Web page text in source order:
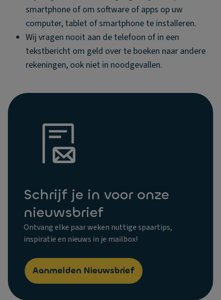
smartphone of om software of apps op uw
computer, tablet of smartphone te installeren.
Wij vragen nooit aan de telefoon of in een
tekstbericht om geld over te boeken naar andere
rekeningen, ook niet in noodgevallen.
Schrijf je in voor onze
nieuwsbrief
Ontvang elke paar weken nuttige spaartips,
inspiratie en nieuws in je mailbox!
Aanmelden Nieuwsbrief